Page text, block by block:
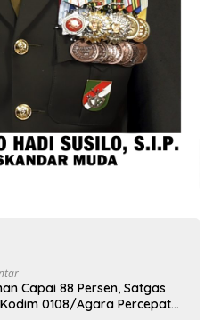
Capai 88 Persen, Satgas
0108/Agara Percepat